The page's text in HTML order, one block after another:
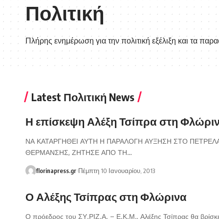
Πολιτική
Πλήρης ενημέρωση για την πολιτική εξέλιξη και τα
Latest Πολιτική News
Η επίσκεψη Αλέξη Τσίπρα στη
ΝΑ ΚΑΤΑΡΓΗΘΕΙ ΑΥΤΗ Η ΠΑΡΑΛΟΓΗ ΑΥΞΗΣΗ ΣΤΟ
ΘΕΡΜΑΝΣΗΣ, ΖΗΤΗΣΕ ΑΠΟ ΤΗ…
florinapress.gr Πέμπτη 10 Ιανουαρίου, 2013
Ο Αλέξης Τσίπρας στη Φλώρινα
Ο πρόεδρος του ΣΥ.ΡΙΖ.Α. – Ε.Κ.Μ., Αλέξης Τσίπρας θα